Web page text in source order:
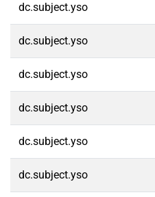
dc.subject.yso
dc.subject.yso
dc.subject.yso
dc.subject.yso
dc.subject.yso
dc.subject.yso